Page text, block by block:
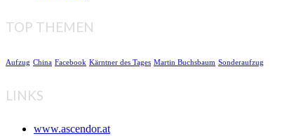
TOP THEMEN
Aufzug China Facebook Kärntner des Tages Martin Buchsbaum Sonderaufzug
LINKS
www.ascendor.at